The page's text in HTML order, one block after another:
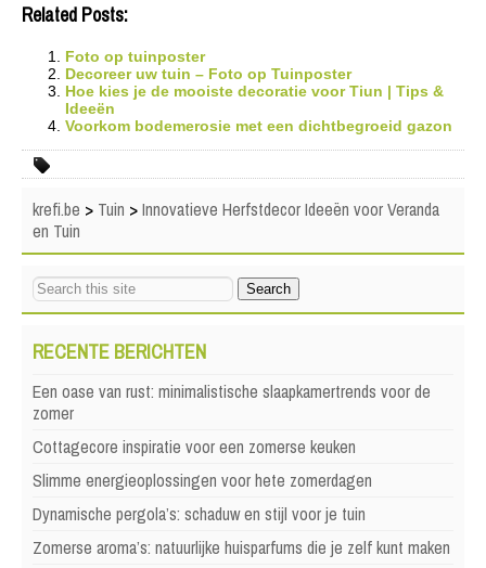
Related Posts:
Foto op tuinposter
Decoreer uw tuin – Foto op Tuinposter
Hoe kies je de mooiste decoratie voor Tiun | Tips &
Ideeën
Voorkom bodemerosie met een dichtbegroeid gazon
krefi.be > Tuin >Innovatieve Herfstdecor Ideeën voor Veranda
en Tuin
RECENTE BERICHTEN
Een oase van rust: minimalistische slaapkamertrends voor de
zomer
Cottagecore inspiratie voor een zomerse keuken
Slimme energieoplossingen voor hete zomerdagen
Dynamische pergola’s: schaduw en stijl voor je tuin
Zomerse aroma’s: natuurlijke huisparfums die je zelf kunt maken